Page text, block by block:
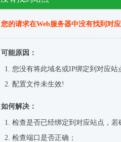
您的请求在Web服务器中没有找到对
可能原因：
您没有将此域名或IP绑定到对应站
配置文件未生效!
如何解决：
检查是否已经绑定到对应站点，
检查端口是否正确；